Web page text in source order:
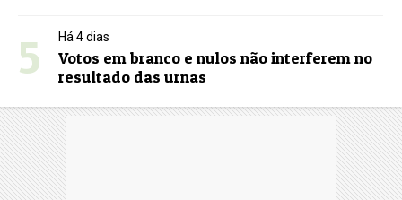
5 Há 4 dias
Votos em branco e nulos não interferem no
resultado das urnas